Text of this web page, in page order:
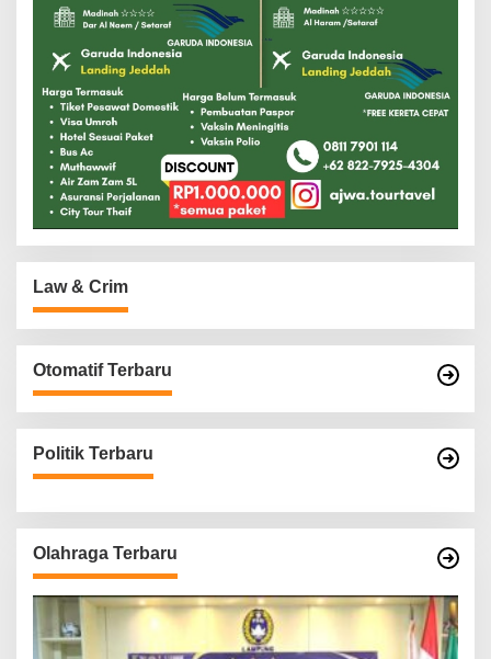
Law & Crim
Otomatif Terbaru
Politik Terbaru
Olahraga Terbaru